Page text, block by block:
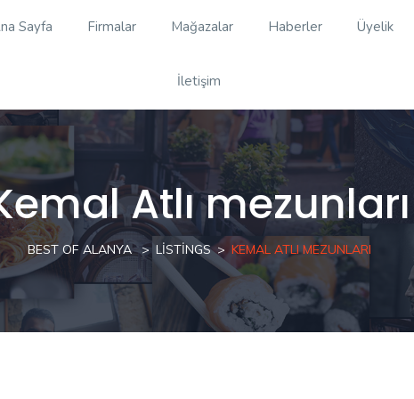
Sayfa Firmalar Mağazalar Haberler Üyelik
İletişim
Atlı mezunları
BEST OF ALANYA LISTINGS KEMAL ATLI MEZUNLARI